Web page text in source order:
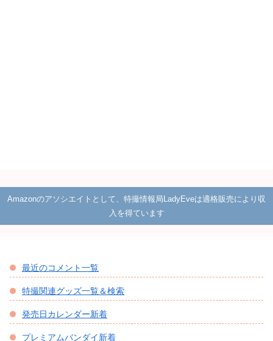
Amazonのアソシエイトとして、特撮情報局LadyEveは適格販売により収
入を得ています
最近のコメント一覧
特撮関連グッズ一覧＆検索
発売日カレンダー新着
プレミアムバンダイ新着